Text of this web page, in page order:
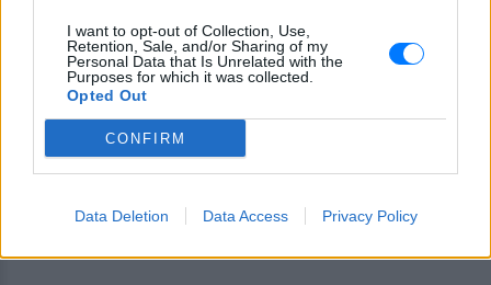
I want to opt-out of Collection, Use,
Retention, Sale, and/or Sharing of my
Personal Data that Is Unrelated with the
Purposes for which it was collected.
Opted Out
CONFIRM
Data Deletion Data Access Privacy Policy